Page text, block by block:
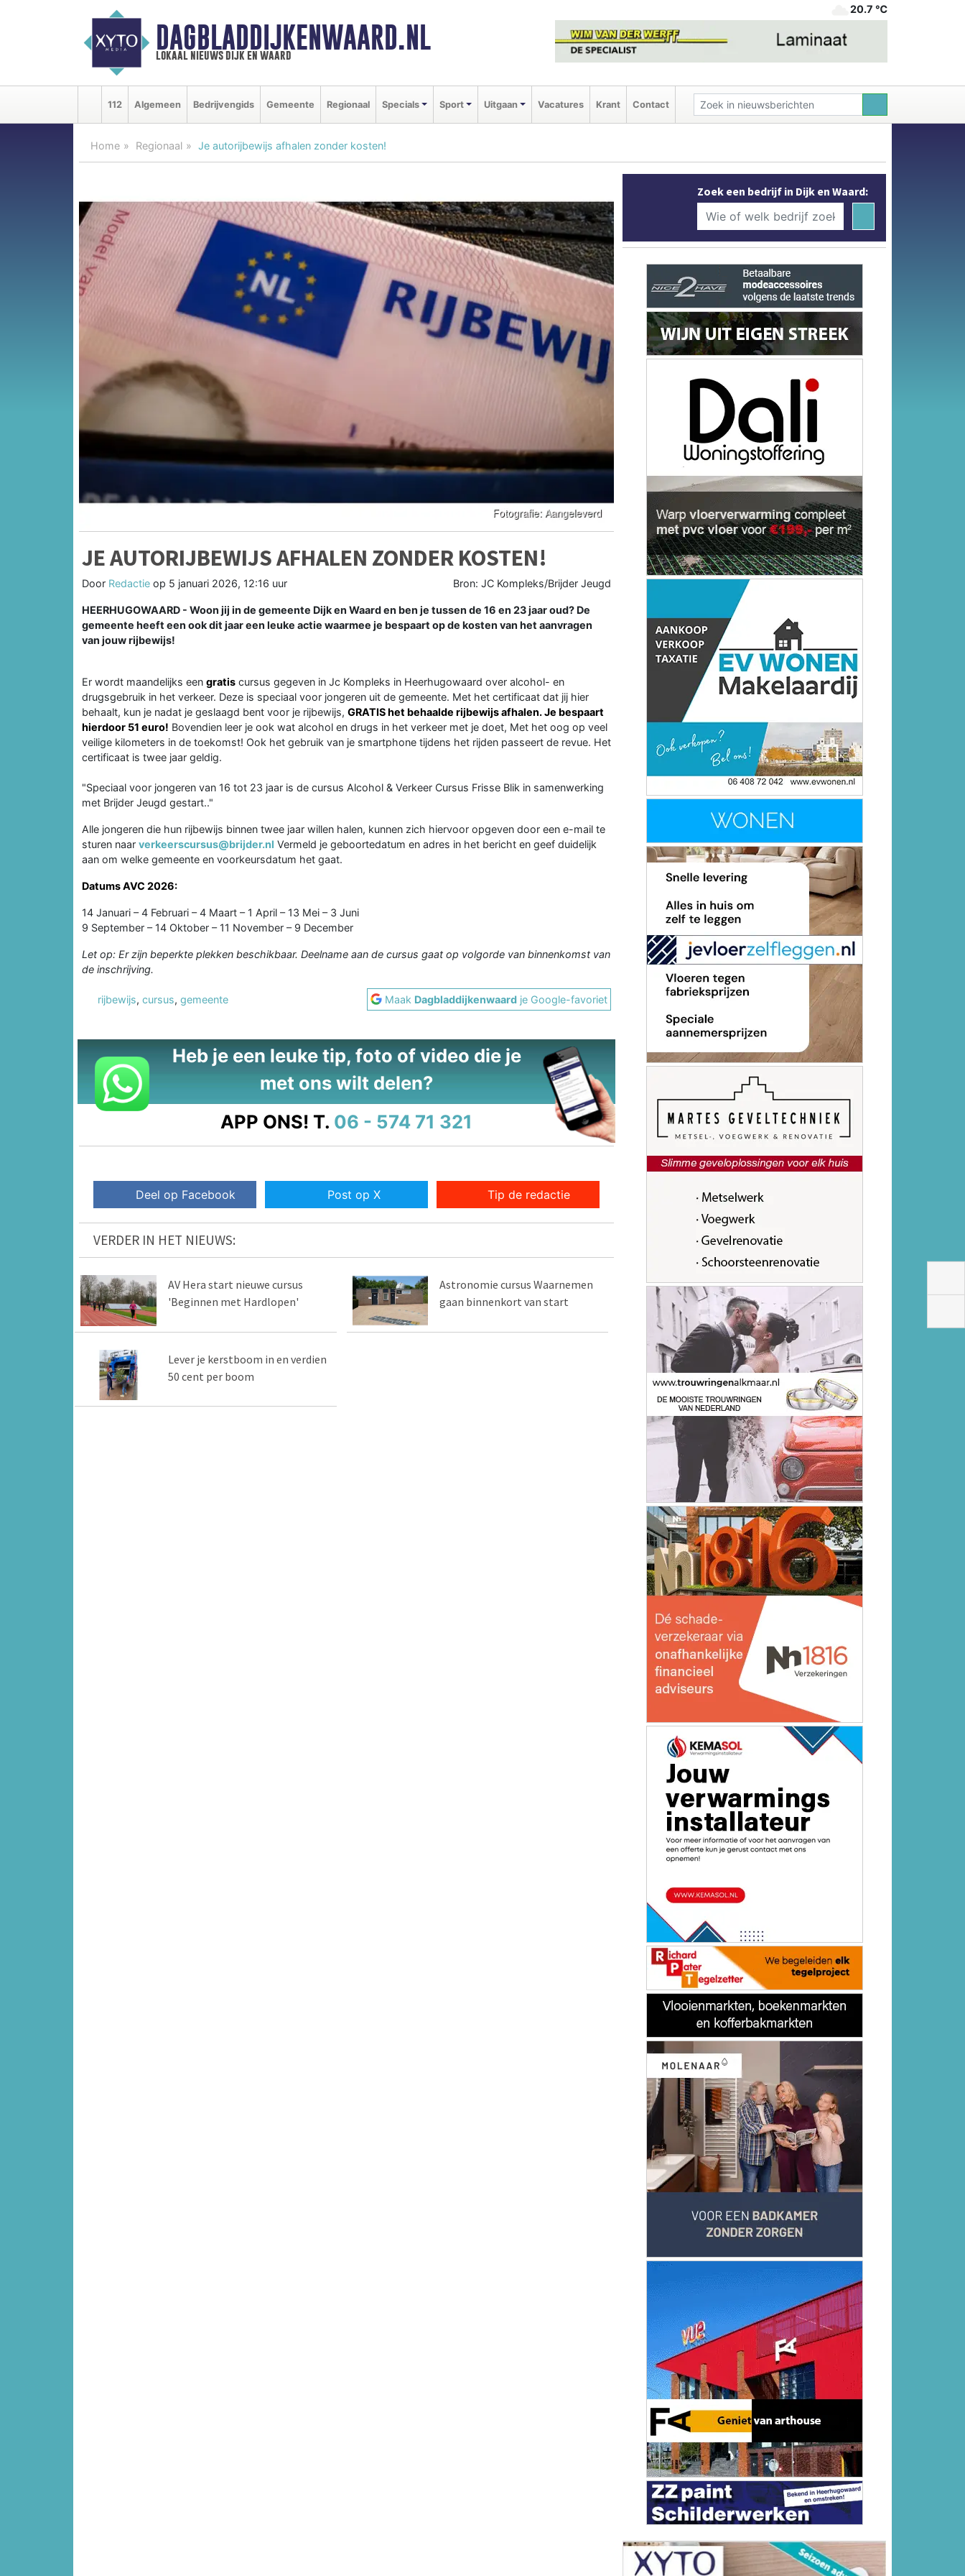
DAGBLADDIJKENWAARD.NL
lokaal nieuws dijk en waard
20.7 ℃
112 Algemeen Bedrijvengids Gemeente Regionaal Specials Sport Uitgaan Vacatures Krant Contact
Home Regionaal Je autorijbewijs afhalen zonder kosten!
JE AUTORIJBEWIJS AFHALEN ZONDER KOSTEN!
Door Redactie op 5 januari 2026, 12:16 uur Bron: JC Kompleks/Brijder Jeugd
HEERHUGOWAARD - Woon jij in de gemeente Dijk en Waard en ben je tussen de 16 en 23 jaar oud? De
gemeente heeft een ook dit jaar een leuke actie waarmee je bespaart op de kosten van het aanvragen
van jouw rijbewijs!
Er wordt maandelijks een gratis cursus gegeven in Jc Kompleks in Heerhugowaard over alcohol- en
drugsgebruik in het verkeer. Deze is speciaal voor jongeren uit de gemeente. Met het certificaat dat jij hier
behaalt, kun je nadat je geslaagd bent voor je rijbewijs, GRATIS het behaalde rijbewijs afhalen. Je bespaart
hierdoor 51 euro! Bovendien leer je ook wat alcohol en drugs in het verkeer met je doet, Met het oog op veel
veilige kilometers in de toekomst! Ook het gebruik van je smartphone tijdens het rijden passeert de revue. Het
certificaat is twee jaar geldig.
"Speciaal voor jongeren van 16 tot 23 jaar is de cursus Alcohol & Verkeer Cursus Frisse Blik in samenwerking
met Brijder Jeugd gestart.."
Alle jongeren die hun rijbewijs binnen twee jaar willen halen, kunnen zich hiervoor opgeven door een e-mail te
sturen naar verkeerscursus@brijder.nl Vermeld je geboortedatum en adres in het bericht en geef duidelijk
aan om welke gemeente en voorkeursdatum het gaat.
Datums AVC 2026:
14 Januari – 4 Februari – 4 Maart – 1 April – 13 Mei – 3 Juni
9 September – 14 Oktober – 11 November – 9 December
Let op: Er zijn beperkte plekken beschikbaar. Deelname aan de cursus gaat op volgorde van binnenkomst van
de inschrijving.
rijbewijs, cursus, gemeente Maak Dagbladdijkenwaard je Google-favoriet
Heb je een leuke tip, foto of video die je
met ons wilt delen?
APP ONS! T. 06 - 574 71 321
Deel op Facebook Post op X Tip de redactie
VERDER IN HET NIEUWS:
AV Hera start nieuwe cursus
'Beginnen met Hardlopen'
Astronomie cursus Waarnemen
gaan binnenkort van start
Lever je kerstboom in en verdien
50 cent per boom
Zoek een bedrijf in Dijk en Waard: